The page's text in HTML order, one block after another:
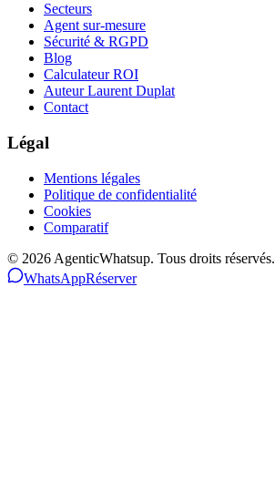
Secteurs
Agent sur-mesure
Sécurité & RGPD
Blog
Calculateur ROI
Auteur Laurent Duplat
Contact
Légal
Mentions légales
Politique de confidentialité
Cookies
Comparatif
© 2026 AgenticWhatsup. Tous droits réservés.
WhatsAppRéserver